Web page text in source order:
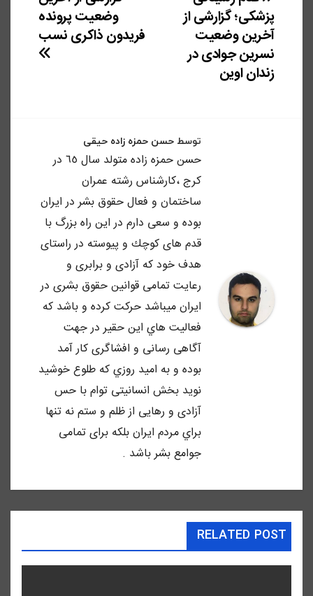
نوشته
وضعیت پرونده
فریدون ذاکری نسب
پزشکی؛ گزارشی از
آخرین وضعیت
نسرین جوادی در
زندان اوین
توسط حسن حمزه زاده حیقی
حسن حمزه زاده متولد سال ٦٥ در
كرج ،كارشناس رشته عمران
ساختمان و فعال حقوق بشر در ايران
بوده و سعى دارم در اين راه بزرگ با
قدم هاى كوچك و پيوسته در راستاى
هدف خود كه آزادى و برابرى و
رعايت تمامى قوانين حقوق بشرى در
ايران ميباشد حركت كرده و باشد كه
فعاليت هاي اين حقير در جهت
آگاهى رسانى و افشاگرى كار آمد
بوده و به اميد روزي كه طلوع خوشيد
نويد بخش انسانيتى توام با حس
آزادى و رهايى از ظلم و ستم نه تنها
براي مردم ايران بلكه براى تمامى
جوامع بشر باشد .
RELATED POST